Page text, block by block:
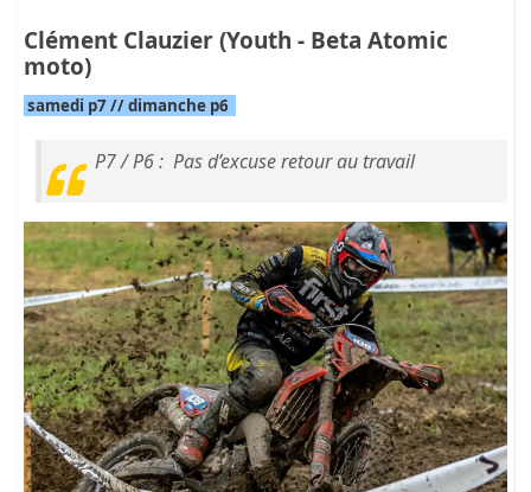
Clément Clauzier (Youth - Beta Atomic
moto)
samedi p7 // dimanche p6
P7 / P6 : Pas d’excuse retour au travail